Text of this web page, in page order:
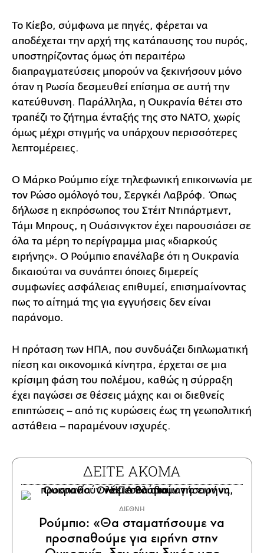
Το Κίεβο, σύμφωνα με πηγές, φέρεται να
αποδέχεται την αρχή της κατάπαυσης του πυρός,
υποστηρίζοντας όμως ότι περαιτέρω
διαπραγματεύσεις μπορούν να ξεκινήσουν μόνο
όταν η Ρωσία δεσμευθεί επίσημα σε αυτή την
κατεύθυνση. Παράλληλα, η Ουκρανία θέτει στο
τραπέζι το ζήτημα ένταξής της στο ΝΑΤΟ, χωρίς
όμως μέχρι στιγμής να υπάρχουν περισσότερες
λεπτομέρειες.
Ο Μάρκο Ρούμπιο είχε τηλεφωνική επικοινωνία με
τον Ρώσο ομόλογό του, Σεργκέι Λαβρόφ. Όπως
δήλωσε η εκπρόσωπος του Στέιτ Ντιπάρτμεντ,
Τάμι Μπρους, η Ουάσινγκτον έχει παρουσιάσει σε
όλα τα μέρη το περίγραμμα μιας «διαρκούς
ειρήνης». Ο Ρούμπιο επανέλαβε ότι η Ουκρανία
δικαιούται να συνάπτει όποιες διμερείς
συμφωνίες ασφάλειας επιθυμεί, επισημαίνοντας
πως το αίτημά της για εγγυήσεις δεν είναι
παράνομο.
Η πρόταση των ΗΠΑ, που συνδυάζει διπλωματική
πίεση και οικονομικά κίνητρα, έρχεται σε μια
κρίσιμη φάση του πολέμου, καθώς η σύρραξη
έχει παγώσει σε θέσεις μάχης και οι διεθνείς
επιπτώσεις – από τις κυρώσεις έως τη γεωπολιτική
αστάθεια – παραμένουν ισχυρές.
ΔΕΙΤΕ ΑΚΟΜΑ
ΔΙΕΘΝΗ
Ρούμπιο: «Θα σταματήσουμε να
προσπαθούμε για ειρήνη στην